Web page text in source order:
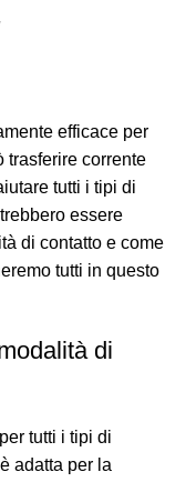
efficace per
trasferire corrente
tutti i tipi di
essere
di contatto e come
tutti in questo
di
tutti i tipi di
adatta per la